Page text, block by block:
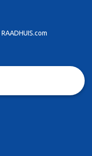
RAADHUIS.com